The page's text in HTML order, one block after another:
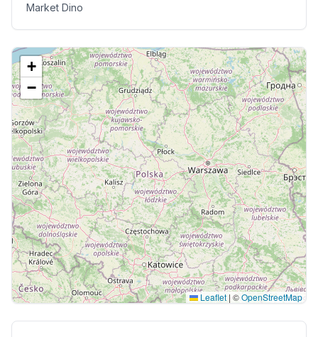
Market Dino
+
−
Leaflet | ©OpenStreetMap